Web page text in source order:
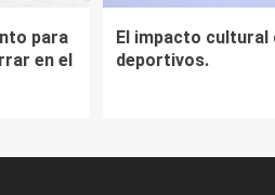
para
en el
El impacto cultural
deportivos.